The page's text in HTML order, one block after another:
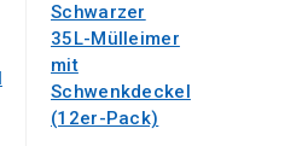
Schwarzer
35L-Mülleimer
mit
Schwenkdeckel
(12er-Pack)